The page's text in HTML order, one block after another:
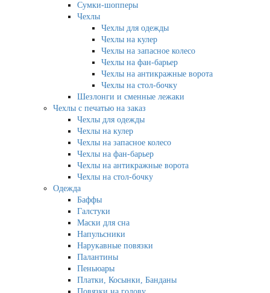
Сумки-шопперы
Чехлы
Чехлы для одежды
Чехлы на кулер
Чехлы на запасное колесо
Чехлы на фан-барьер
Чехлы на антикражные ворота
Чехлы на стол-бочку
Шезлонги и сменные лежаки
Чехлы с печатью на заказ
Чехлы для одежды
Чехлы на кулер
Чехлы на запасное колесо
Чехлы на фан-барьер
Чехлы на антикражные ворота
Чехлы на стол-бочку
Одежда
Баффы
Галстуки
Маски для сна
Напульсники
Нарукавные повязки
Палантины
Пеньюары
Платки, Косынки, Банданы